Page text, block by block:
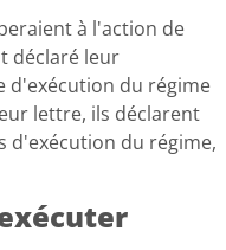
à l'action de
déclaré leur
d'exécution du régime
lettre, ils déclarent
d'exécution du régime,